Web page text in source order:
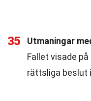
35
Utmaningar
Fallet visade
rättsliga beslut